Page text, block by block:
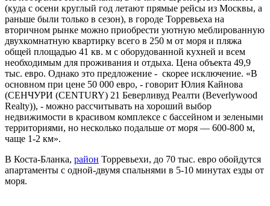
(куда с осени круглый год летают прямые рейсы из Москвы, а
раньше были только в сезон), в городе Торревьеха на
вторичном рынке можно приобрести уютную меблированную
двухкомнатную квартирку всего в 250 м от моря и пляжа
общей площадью 41 кв. м с оборудованной кухней и всем
необходимым для проживания и отдыха. Цена объекта 49,9
тыс. евро. Однако это предложение - скорее исключение. «В
основном при цене 50 000 евро, - говорит Юлия Кайнова
(СЕНЧУРИ (CENTURY) 21 Беверливуд Реалти (Beverlywood
Realty)), - можно рассчитывать на хороший выбор
недвижимости в красивом комплексе с бассейном и зелеными
территориями, но несколько подальше от моря — 600-800 м,
чаще 1-2 км».
В Коста-Бланка, район Торревьехи, до 70 тыс. евро обойдутся
апартаменты с одной-двумя спальнями в 5-10 минутах езды от
моря.